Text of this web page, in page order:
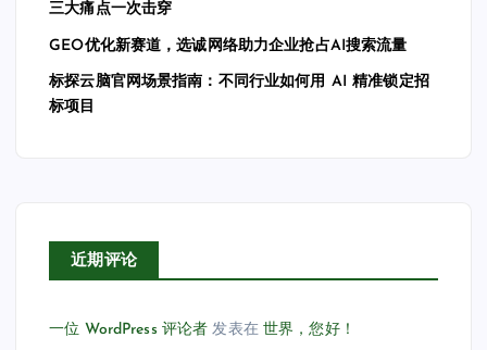
三大痛点一次击穿
GEO优化新赛道，选诚网络助力企业抢占AI搜索流量
标探云脑官网场景指南：不同行业如何用 AI 精准锁定招
标项目
近期评论
一位 WordPress 评论者 发表在世界，您好！